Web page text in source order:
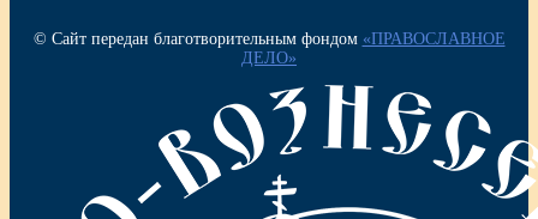
© Сайт передан благотворительным фондом «ПРАВОСЛАВНОЕ
ДЕЛО»